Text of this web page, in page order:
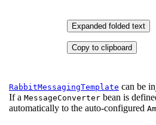
Expanded folded text
Copy to clipboard
RabbitMessagingTemplate can be
If a MessageConverter bean is
automatically to the auto-configured